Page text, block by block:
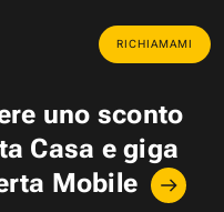
RICHIAMAMI
uno sconto
Casa egiga
Mobile